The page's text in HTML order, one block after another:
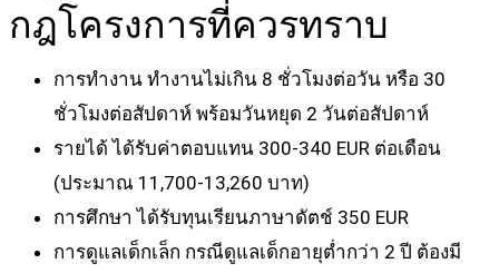
กฎโครงการที่ควรทราบ
การทำงาน ทำงานไม่เกิน 8 ชั่วโมงต่อวัน หรือ 30
ชั่วโมงต่อสัปดาห์ พร้อมวันหยุด 2 วันต่อสัปดาห์
รายได้ได้รับค่าตอบแทน 300-340 EUR ต่อเดือน
(ประมาณ 11,700-13,260 บาท)
การศึกษา ได้รับทุนเรียนภาษาดัตช์ 350 EUR
การดูแลเด็กเล็ก กรณีดูแลเด็กอายุต่ำกว่า 2 ปี ต้องมี